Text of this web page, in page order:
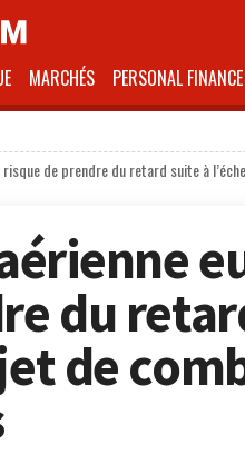
MARCHÉS PERSONAL FINANCE
de prendre du retard suite à
du
de